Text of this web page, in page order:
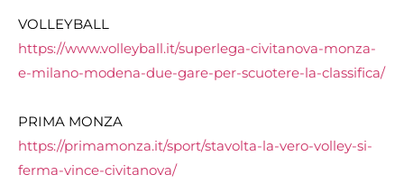
VOLLEYBALL
https://www.volleyball.it/superlega-civitanova-monza-
e-milano-modena-due-gare-per-scuotere-la-classifica/
PRIMA MONZA
https://primamonza.it/sport/stavolta-la-vero-volley-si-
ferma-vince-civitanova/